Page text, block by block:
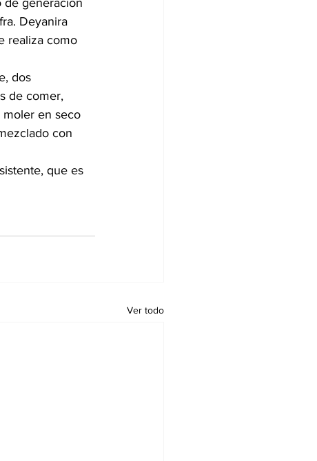
de generación
Deyanira
realiza como
dos
de comer,
en seco
con
que es
Ver todo